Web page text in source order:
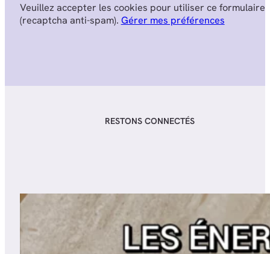
Veuillez accepter les cookies pour utiliser ce formulaire
(recaptcha anti-spam). Gérer mes préférences
RESTONS CONNECTÉS